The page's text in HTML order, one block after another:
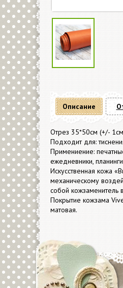
Описание
Отрез 35*50см (+/-
Подходит для:
Примениение:
ежедневники,
Искусственная кожа
механическому
собой кожзаменитель
Покрытие кожзама
матовая.